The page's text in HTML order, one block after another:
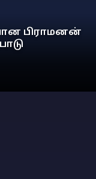
பிராமனன்